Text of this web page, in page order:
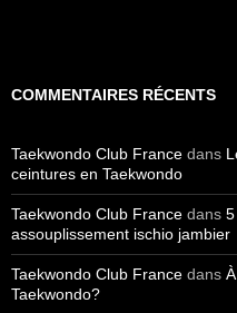
COMMENTAIRES RÉCENTS
Taekwondo Club France dans
ceintures en Taekwondo
Taekwondo Club France dans
assouplissement ischio jambier
Taekwondo Club France dans
Taekwondo?